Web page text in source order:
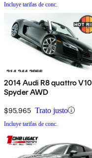
Incluye tarifas de conc.
2014 Audi R8 quattro V10
Spyder AWD
$95,965 Trato justo
Incluye tarifas de conc.